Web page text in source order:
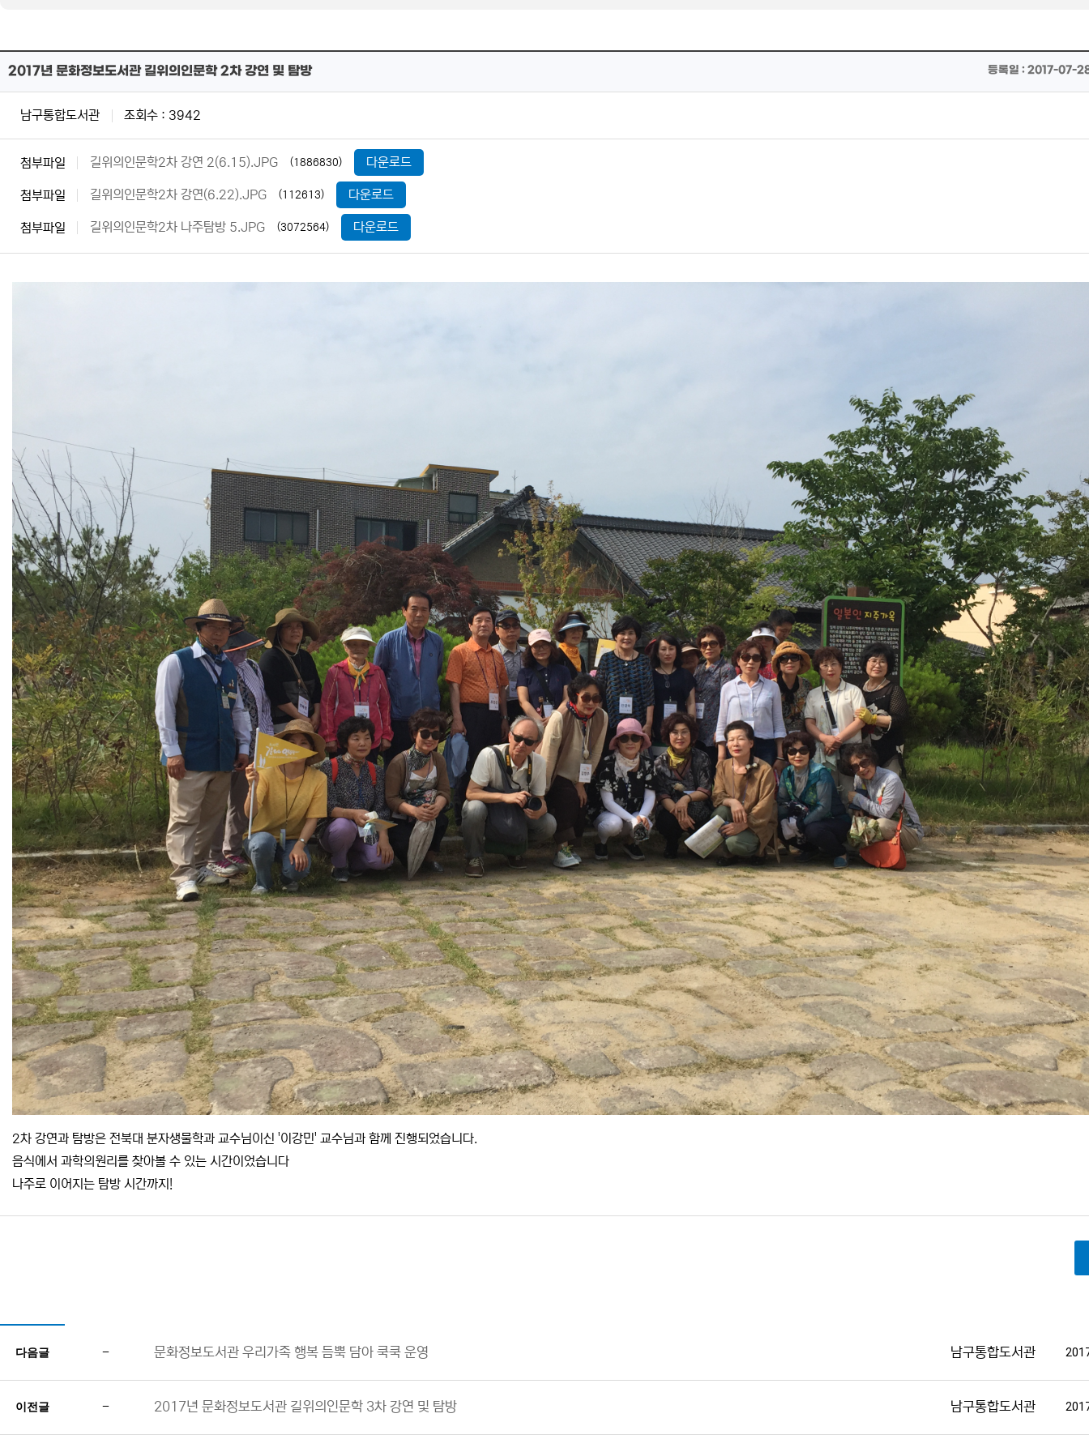
2017년 문화정보도서관 길위의인문학 2차 강연 및 탐방 등록일 : 2017-07-
남구통합도서관 조회수 : 3942
첨부파일 길위의인문학2차 강연 2(6.15).JPG (1886830) 다운로드
첨부파일 길위의인문학2차 강연(6.22).JPG (112613) 다운로드
첨부파일 길위의인문학2차 나주탐방 5.JPG (3072564) 다운로드
2차 강연과 탐방은 전북대 분자생물학과 교수님이신 '이강민' 교수님과 함께 진행되었습니다.
음식에서 과학의원리를 찾아볼 수 있는 시간이었습니다
나주로 이어지는 탐방 시간까지!
다음글 - 문화정보도서관 우리가족 행복 듬뿍 담아 쿡쿡 운영 남구통합도서관
이전글 - 2017년 문화정보도서관 길위의인문학 3차 강연 및 탐방 남구통합도서관